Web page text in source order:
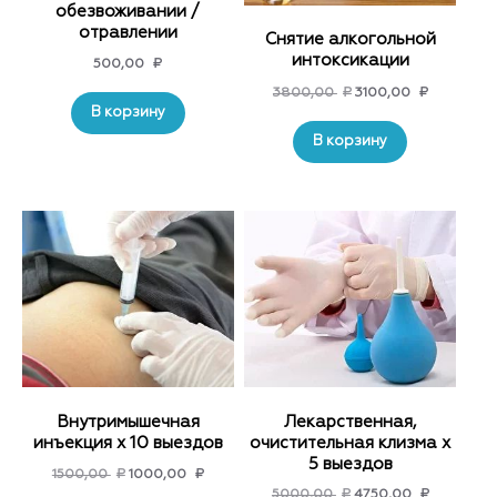
обезвоживании /
отравлении
500,00 ₽
В корзину
Снятие алкогольной
интоксикации
3800,00 ₽ Original
was:
3800,00 ₽.
3100,00 ₽Current
В корзину
Внутримышечная
инъекция х 10 выездов
1500,00 ₽ Original
1000,00 ₽Current
Лекарственная,
очистительная клизма x
5 выездов
Original
Current